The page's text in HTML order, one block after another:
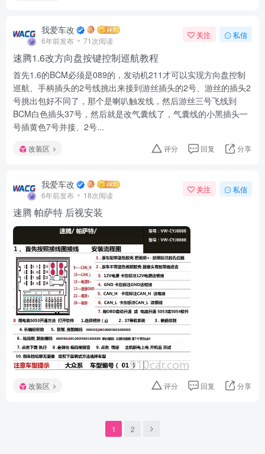
我爱车改
6年前发布 71次阅读
关注 私信
速腾1.6改方向盘按键控制巡航教程
首先1.6的BCM必须是089的，发动机211才可以实现方向盘控制
巡航、手柄插头的2号线挑出来接到游丝插头的2号、游丝的插头2
号挑出包好不同了，那个是喇叭触发线，然后游丝三号飞线到
BCM白色插头37号，然后就是改气囊线了，气囊线的小黑插头一
号插黄色7号并接、2号...
改装区 评分 回复 分享
我爱车改
6年前发布 18次阅读
关注 私信
速腾 帕萨特 后视安装
改装区 评分 回复 分享
1 2